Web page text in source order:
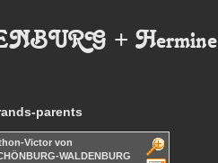
+ Hermine
parents
Victor von
WALDENBURG